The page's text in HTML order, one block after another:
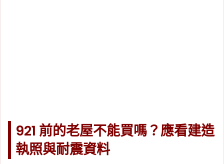
921 前的老屋不能買嗎？應看建造
執照與耐震資料